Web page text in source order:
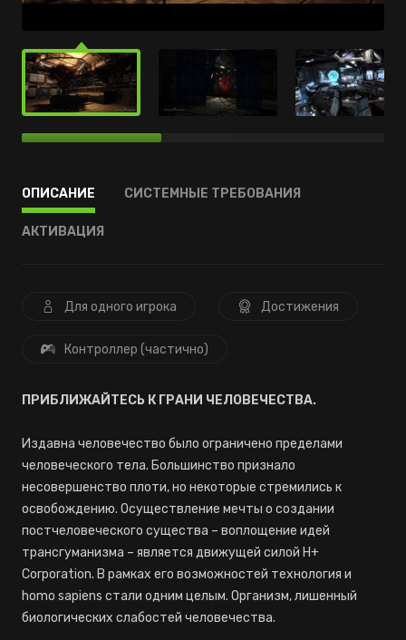
ОПИСАНИЕ СИСТЕМНЫЕ ТРЕБОВАНИЯ
АКТИВАЦИЯ
Для одного игрока Достижения
Контроллер (частично)
ПРИБЛИЖАЙТЕСЬ К ГРАНИ ЧЕЛОВЕЧЕСТВА.
Издавна человечество было ограничено пределами
человеческого тела. Большинство признало
несовершенство плоти, но некоторые стремились к
освобождению. Осуществление мечты о создании
постчеловеческого существа – воплощение идей
трансгуманизма – является движущей силой H+
Corporation. В рамках его возможностей технология и
homo sapiens стали одним целым. Организм, лишенный
биологических слабостей человечества.